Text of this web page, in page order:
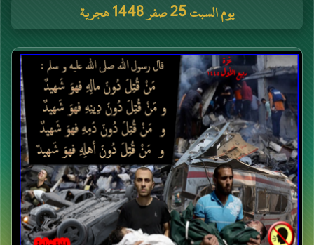
يوم السبت 25 صفر 1448 هجرية